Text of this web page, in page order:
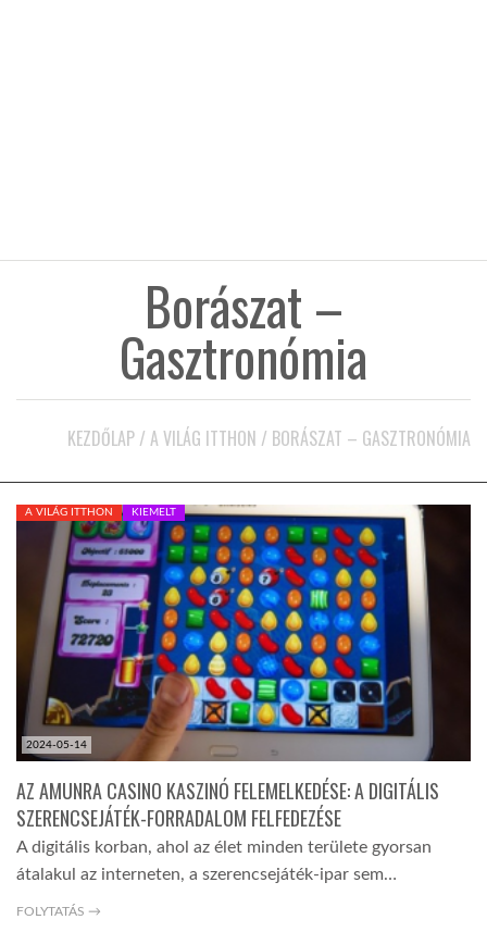
HÍR3D
GLOBOTV
AFRIKA TUDÁSTÁR
A NAP SZÉPE
GLOBOZSARU
DOBRAVERO.HU
Borászat –
Gasztronómia
KEZDŐLAP / A VILÁG ITTHON / BORÁSZAT – GASZTRONÓMIA
2024-05-14
A VILÁG ITTHON KIEMELT
AZ AMUNRA CASINO KASZINÓ FELEMELKEDÉSE: A DIGITÁLIS
SZERENCSEJÁTÉK-FORRADALOM FELFEDEZÉSE
A digitális korban, ahol az élet minden területe gyorsan
átalakul az interneten, a szerencsejáték-ipar sem…
FOLYTATÁS →